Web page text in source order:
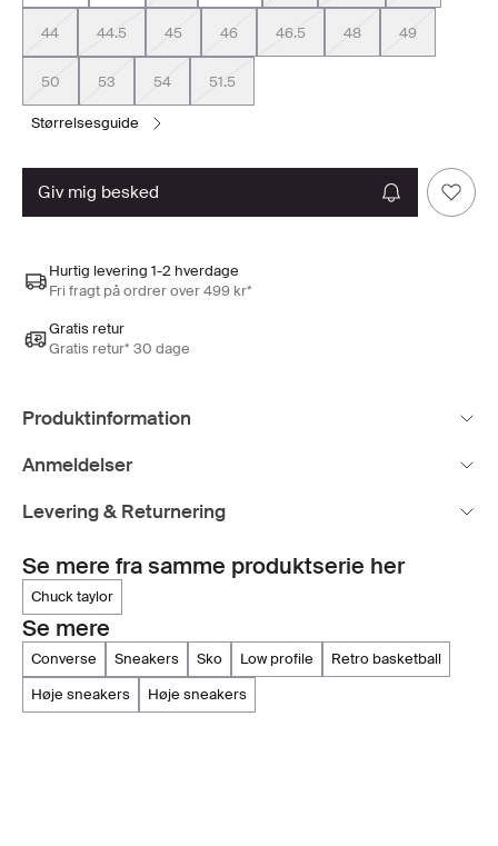
44 44.5 45 46 46.5 48 49
50 53 54 51.5
størrelsesguide
giv mig besked
Hurtig levering 1-2 hverdage
Fri fragt på ordrer over 499 kr*
Gratis retur
Gratis retur* 30 dage
Produktinformation
Anmeldelser
Levering & Returnering
Se mere fra samme produktserie her
chuck taylor
Se mere
converse sneakers sko low profile
retro basketball
høje sneakers
høje sneakers